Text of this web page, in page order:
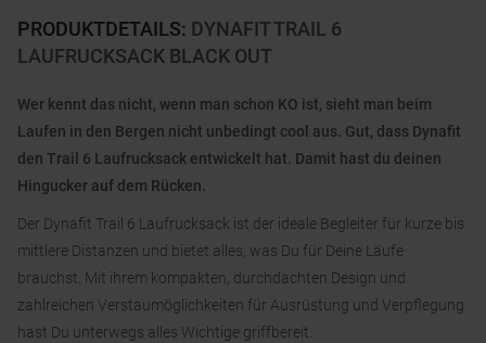
PRODUKTDETAILS: DYNAFIT TRAIL 6
LAUFRUCKSACK BLACK OUT
Wer kennt das nicht, wenn man schon KO ist, sieht man beim
Laufen in den Bergen nicht unbedingt cool aus. Gut, dass Dynafit
den Trail 6 Laufrucksack entwickelt hat. Damit hast du deinen
Hingucker auf dem Rücken.
Der Dynafit Trail 6 Laufrucksack ist der ideale Begleiter für kurze bis
mittlere Distanzen und bietet alles, was Du für Deine Läufe
brauchst. Mit ihrem kompakten, durchdachten Design und
zahlreichen Verstaumöglichkeiten für Ausrüstung und Verpflegung
hast Du unterwegs alles Wichtige griffbereit.